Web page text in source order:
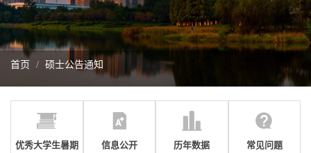
首页 硕士公告通知
优秀大学生暑期
信息公开 历年数据 常见问题